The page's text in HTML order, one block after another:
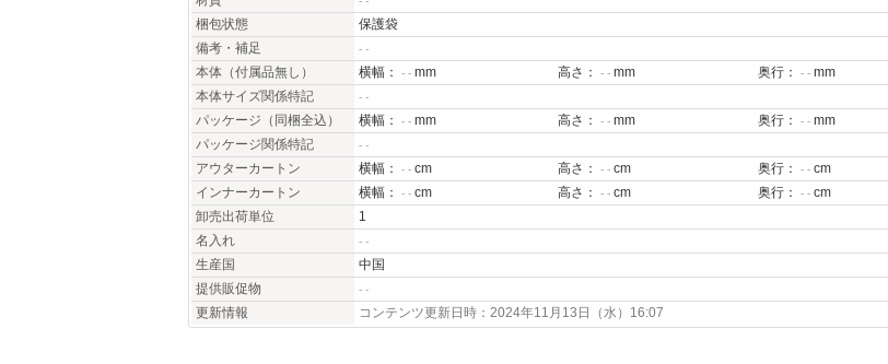
梱包状態
保護袋
備考・補足
- -
本体（付属品無し） 横幅： - - mm 高さ： - - mm 奥行： - - mm
本体サイズ関係特記
- -
パッケージ（同梱全込） 横幅： - - mm 高さ： - - mm 奥行： - - mm
パッケージ関係特記
- -
アウターカートン 横幅： - - cm 高さ： - - cm 奥行： - - cm
インナーカートン 横幅： - - cm 高さ： - - cm 奥行： - - cm
卸売出荷単位
1
名入れ
- -
生産国
中国
提供販促物
- -
更新情報 コンテンツ更新日時：2024年11月13日（水）16:07